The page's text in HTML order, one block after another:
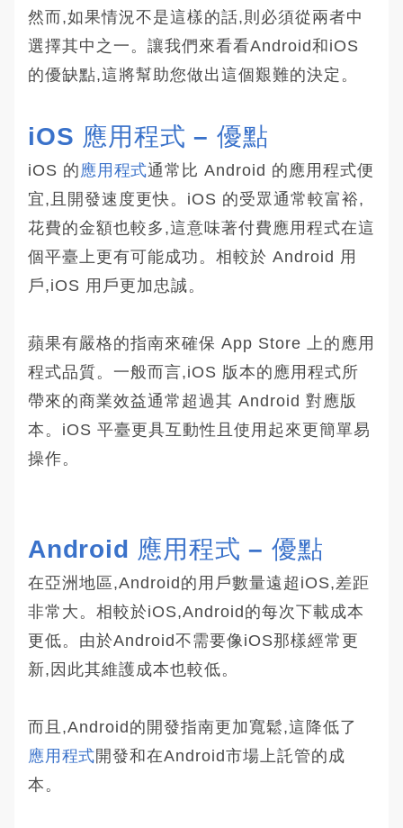
然而,如果情況不是這樣的話,則必須從兩者中
選擇其中之一。讓我們來看看Android和iOS
的優缺點,這將幫助您做出這個艱難的決定。
iOS 應用程式 – 優點
iOS 的 應用程式通常比 Android 的應用程式便
宜,且開發速度更快。iOS 的受眾通常較富裕,
花費的金額也較多,這意味著付費應用程式在這
個平臺上更有可能成功。相較於 Android 用
戶,iOS 用戶更加忠誠。
蘋果有嚴格的指南來確保 App Store 上的應用
程式品質。一般而言,iOS 版本的應用程式所
帶來的商業效益通常超過其 Android 對應版
本。iOS 平臺更具互動性且使用起來更簡單易
操作。
Android 應用程式 – 優點
在亞洲地區,Android的用戶數量遠超iOS,差距
非常大。相較於iOS,Android的每次下載成本
更低。由於Android不需要像iOS那樣經常更
新,因此其維護成本也較低。
而且,Android的開發指南更加寬鬆,這降低了
應用程式開發和在Android市場上託管的成
本。